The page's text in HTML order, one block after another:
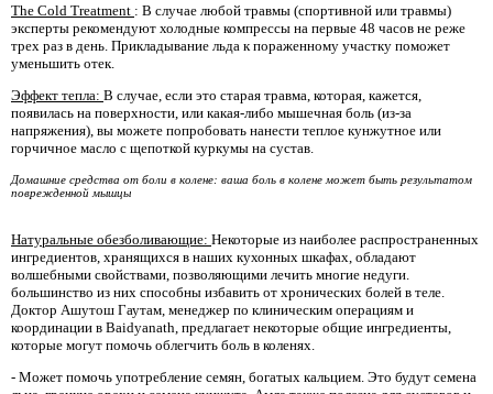
The Cold Treatment : В случае любой травмы (спортивной или травмы)
эксперты рекомендуют холодные компрессы на первые 48 часов не реже
трех раз в день. Прикладывание льда к пораженному участку поможет
уменьшить отек.
Эффект тепла: В случае, если это старая травма, которая, кажется,
появилась на поверхности, или какая-либо мышечная боль (из-за
напряжения), вы можете попробовать нанести теплое кунжутное или
горчичное масло с щепоткой куркумы на сустав.
Домашние средства от боли в колене: ваша боль в колене может быть результатом
поврежденной мышцы
Натуральные обезболивающие: Некоторые из наиболее распространенных
ингредиентов, хранящихся в наших кухонных шкафах, обладают
волшебными свойствами, позволяющими лечить многие недуги.
большинство из них способны избавить от хронических болей в теле.
Доктор Ашутош Гаутам, менеджер по клиническим операциям и
координации в Baidyanath, предлагает некоторые общие ингредиенты,
которые могут помочь облегчить боль в коленях.
- Может помочь употребление семян, богатых кальцием. Это будут семена